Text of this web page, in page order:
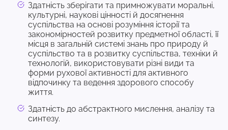
Здатність зберігати та примножувати моральні,
культурні, наукові цінності й досягнення
суспільства на основі розуміння історії та
закономірностей розвитку предметної області, її
місця в загальній системі знань про природу й
суспільство та в розвитку суспільства, техніки й
технологій, використовувати різні види та
форми рухової активності для активного
відпочинку та ведення здорового способу
життя.
Здатність до абстрактного мислення, аналізу та
синтезу.